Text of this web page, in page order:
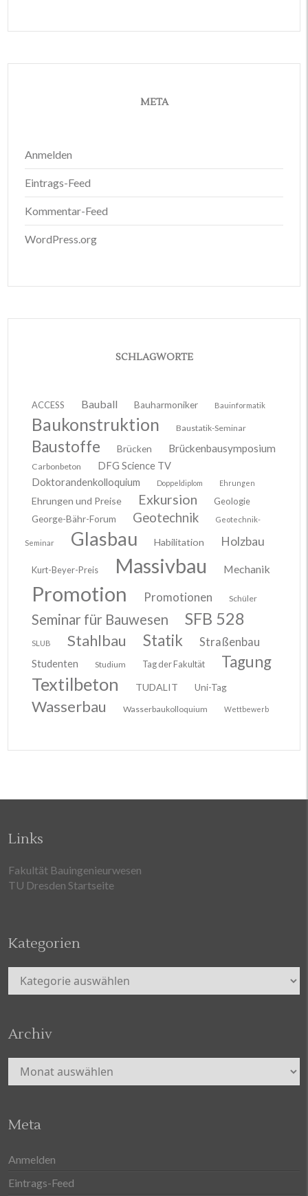
META
Anmelden
Eintrags-Feed
Kommentar-Feed
WordPress.org
SCHLAGWORTE
ACCESS Bauball Bauharmoniker Bauinformatik
Baukonstruktion Baustatik-Seminar
Baustoffe Brücken Brückenbausymposium
Carbonbeton
DFG Science TV
Doktorandenkolloquium
Doppeldiplom Ehrungen
Ehrungen und Preise Exkursion
Geologie
George-Bähr-Forum
Geotechnik Geotechnik-
Seminar Glasbau Habilitation Holzbau
Kurt-Beyer-Preis Massivbau Mechanik
Promotion Promotionen Schüler
Seminar für Bauwesen SFB 528
SLUB Stahlbau Statik Straßenbau
Studenten Studium Tag der Fakultät Tagung
Textilbeton TUDALIT Uni-Tag
Wasserbau Wasserbaukolloquium Wettbewerb
Links
Fakultät Bauingenieurwesen
TU Dresden Startseite
Kategorien
Kategorien
Archiv
Archiv
Meta
Anmelden
Eintrags-Feed